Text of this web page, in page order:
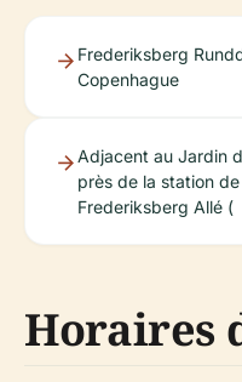
Frederiksberg
Copenhague
Adjacent au Jardin
près de la station
Frederiksberg Allé (
Horaires